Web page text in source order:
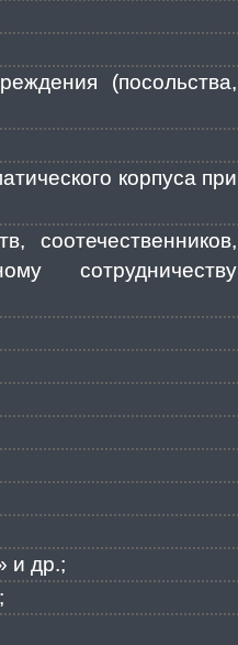
(посольства,
корпуса при
соотечественников,
сотрудничеству
и др.;